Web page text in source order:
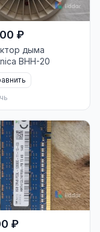
₽
дыма
BHH-20
₽